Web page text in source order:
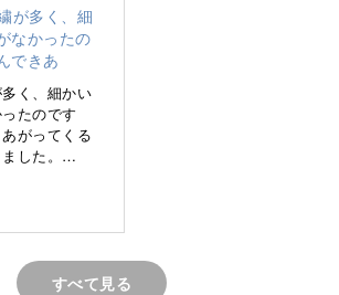
テスト2022」では、「大賞 内閣総理
ていいただきました。
一つずつ違った表情をみせる刺繍作
、講座でみなさんと一緒に楽しみたい
く、細かい
たのです
がってくる
した。
菜を写す時
り丁寧に刺
すべて見る